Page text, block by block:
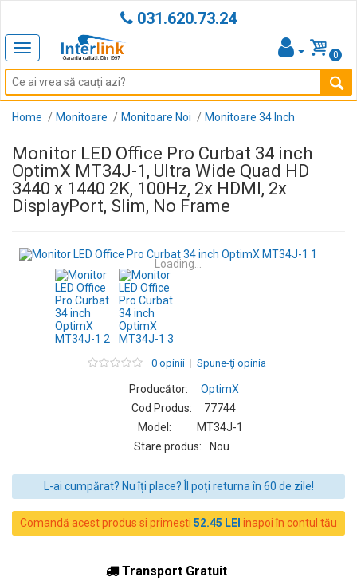
031.620.73.24
Toggle
navigation
0
Home Monitoare Monitoare Noi Monitoare 34 Inch
Monitor LED Office Pro Curbat 34 inch
OptimX MT34J-1, Ultra Wide Quad HD
3440 x 1440 2K, 100Hz, 2x HDMI, 2x
DisplayPort, Slim, No Frame
Loading...
0 opinii Spune-ţi opinia
Producător:
OptimX
Cod Produs:
77744
Model:
MT34J-1
Stare produs:
Nou
L-ai cumpărat? Nu îți place? Îl poți returna în 60 de zile!
Comandă acest produs si primești 52.45 LEI inapoi în contul tău
Transport Gratuit